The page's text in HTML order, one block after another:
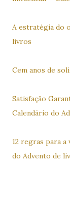
A estratégia do
livros
Cem anos de
Satisfação
Calendário do
12 regras para
do Advento de